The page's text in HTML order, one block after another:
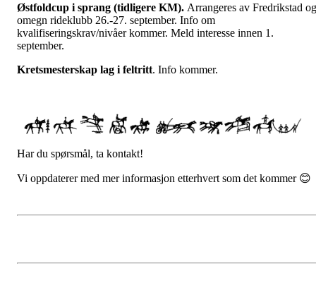
Østfoldcup i sprang (tidligere KM). Arrangeres av Fredrikstad og
omegn rideklubb 26.-27. september. Info om
kvalifiseringskrav/nivåer kommer. Meld interesse innen 1.
september.
Kretsmesterskap lag i feltritt. Info kommer.
Har du spørsmål, ta kontakt!
Vi oppdaterer med mer informasjon etterhvert som det kommer 😊